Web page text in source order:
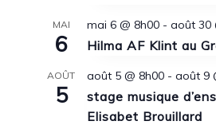
MAI
6
mai 6 @ 8h00- août 30
Hilma AF Klint au
AOÛT
5
août 5 @ 8h00- août 9
stage musique
Elisabet Brouillard